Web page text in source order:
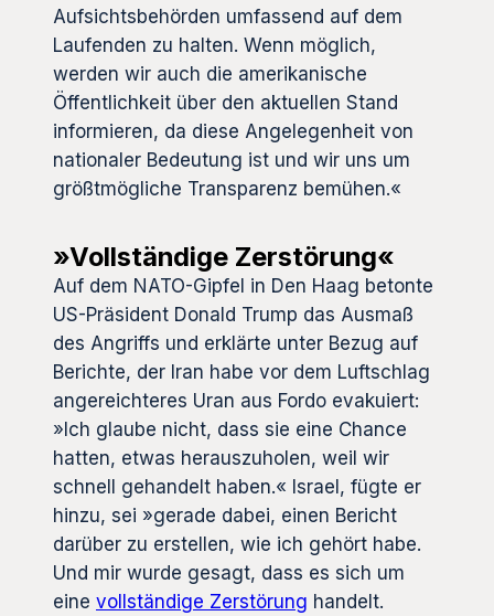
Aufsichtsbehörden umfassend auf dem
Laufenden zu halten. Wenn möglich,
werden wir auch die amerikanische
Öffentlichkeit über den aktuellen Stand
informieren, da diese Angelegenheit von
nationaler Bedeutung ist und wir uns um
größtmögliche Transparenz bemühen.«
»Vollständige Zerstörung«
Auf dem NATO-Gipfel in Den Haag betonte
US-Präsident Donald Trump das Ausmaß
des Angriffs und erklärte unter Bezug auf
Berichte, der Iran habe vor dem Luftschlag
angereichteres Uran aus Fordo evakuiert:
»Ich glaube nicht, dass sie eine Chance
hatten, etwas herauszuholen, weil wir
schnell gehandelt haben.« Israel, fügte er
hinzu, sei »gerade dabei, einen Bericht
darüber zu erstellen, wie ich gehört habe.
Und mir wurde gesagt, dass es sich um
eine vollständige Zerstörung handelt.